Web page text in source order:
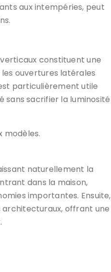
aux intempéries, peut
constituent une
ouvertures latérales
particulièrement utile
sans sacrifier la luminosité
modèles.
naturellement la
dans la maison,
importantes. Ensuite,
offrant une